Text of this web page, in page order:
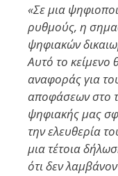
«Σε μια
ρυθμούς, η
ψηφιακών
Αυτό το κείμενο
αναφοράς για
αποφάσεων στο
ψηφιακής μας
την ελευθερία
μια τέτοια
ότι δεν